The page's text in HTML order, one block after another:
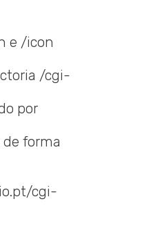
e /icon
/cgi-
por
forma
cgi-